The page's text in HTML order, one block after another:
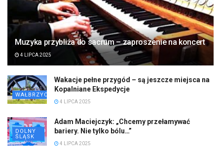
Muzyka przybliża do sacrum – zaproszenie na koncert
4 LIPCA 2025
WAŁBRZYCH
Wakacje pełne przygód – są jeszcze miejsca na
Kopalniane Ekspedycje
4 LIPCA 2025
DOLNY
ŚLĄSK
Adam Maciejczyk: „Chcemy przełamywać
bariery. Nie tylko bólu…”
4 LIPCA 2025